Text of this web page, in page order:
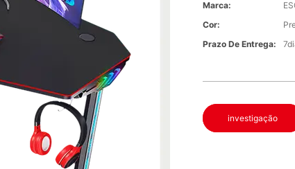
Marca:
Cor:
Prazo De Entrega:
investigação